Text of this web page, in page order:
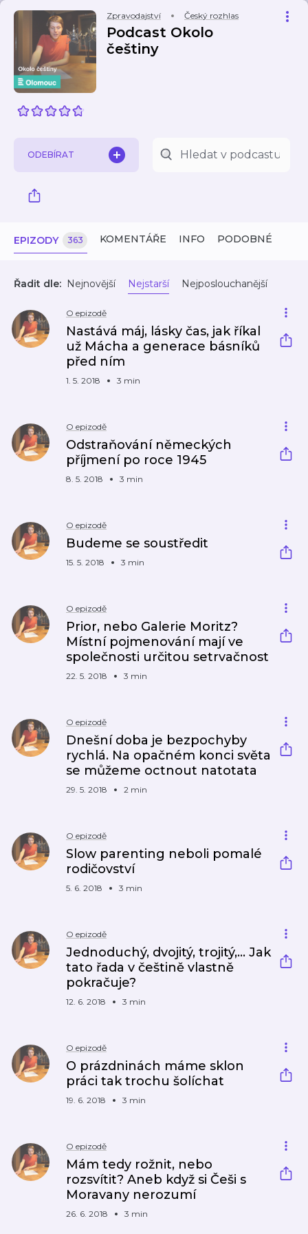
Zpravodajství Český rozhlas
Podcast Okolo
češtiny
ODEBÍRAT
EPIZODY 363 KOMENTÁŘE INFO PODOBNÉ
Řadit dle: Nejnovější Nejstarší Nejposlouchanější
O epizodě
Nastává máj, lásky čas, jak říkal
už Mácha a generace básníků
před ním
1. 5. 2018 3 min
O epizodě
Odstraňování německých
příjmení po roce 1945
8. 5. 2018 3 min
O epizodě
Budeme se soustředit
15. 5. 2018 3 min
O epizodě
Prior, nebo Galerie Moritz?
Místní pojmenování mají ve
společnosti určitou setrvačnost
22. 5. 2018 3 min
O epizodě
Dnešní doba je bezpochyby
rychlá. Na opačném konci světa
se můžeme octnout natotata
29. 5. 2018 2 min
O epizodě
Slow parenting neboli pomalé
rodičovství
5. 6. 2018 3 min
O epizodě
Jednoduchý, dvojitý, trojitý,… Jak
tato řada v češtině vlastně
pokračuje?
12. 6. 2018 3 min
O epizodě
O prázdninách máme sklon
práci tak trochu šolíchat
19. 6. 2018 3 min
O epizodě
Mám tedy rožnit, nebo
rozsvítit? Aneb když si Češi s
Moravany nerozumí
26. 6. 2018 3 min